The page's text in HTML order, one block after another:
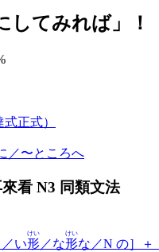
してみれば」！
正式）
／〜ところへ
看 N3 同類文法
い形
けい
／な形
けい
な／N の］＋